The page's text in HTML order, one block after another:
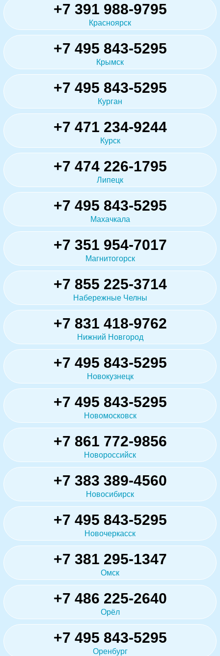
+7 391 988-9795
Красноярск
+7 495 843-5295
Крымск
+7 495 843-5295
Курган
+7 471 234-9244
Курск
+7 474 226-1795
Липецк
+7 495 843-5295
Махачкала
+7 351 954-7017
Магнитогорск
+7 855 225-3714
Набережные Челны
+7 831 418-9762
Нижний Новгород
+7 495 843-5295
Новокузнецк
+7 495 843-5295
Новомосковск
+7 861 772-9856
Новороссийск
+7 383 389-4560
Новосибирск
+7 495 843-5295
Новочеркасск
+7 381 295-1347
Омск
+7 486 225-2640
Орёл
+7 495 843-5295
Оренбург